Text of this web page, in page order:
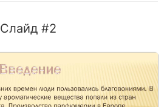
Слайд #2